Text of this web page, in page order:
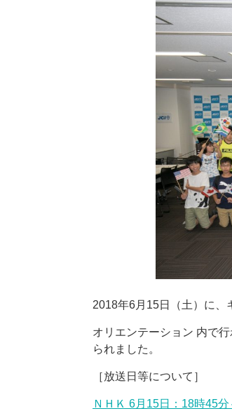
2018年6月15日（土）に、
オリエンテーション 内で
られました。
［放送日等について］
ＮＨＫ 6月15日：18時45分